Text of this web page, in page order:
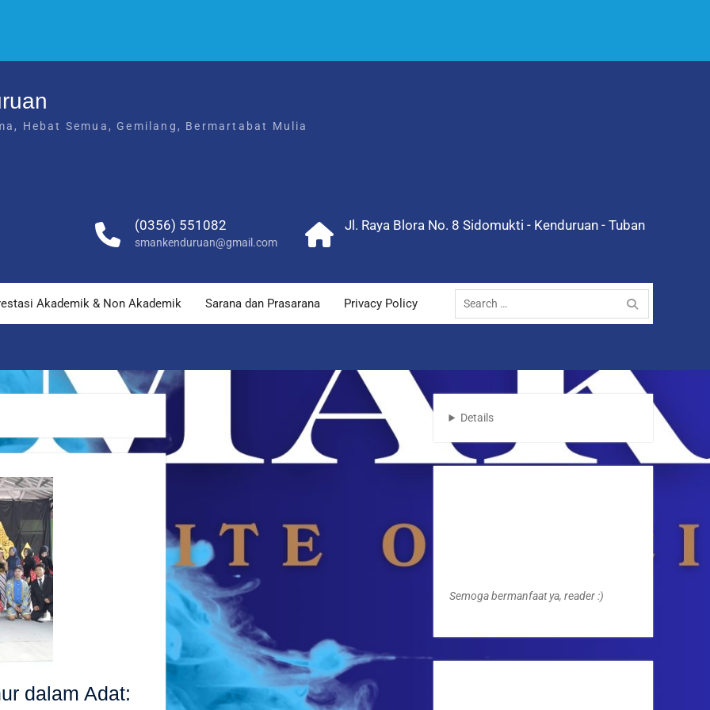
Hebat Semua, Gemilang, Bermartabat Mulia
(0356) 551082
smankenduruan@gmail.com
Jl. Raya Blora No. 8 Sidomukti - Kenduruan - Tuban
Akademik & Non Akademik Sarana dan Prasarana Privacy Policy
Search
for:
dalam Adat:
Details
Semoga bermanfaat ya, reader :)